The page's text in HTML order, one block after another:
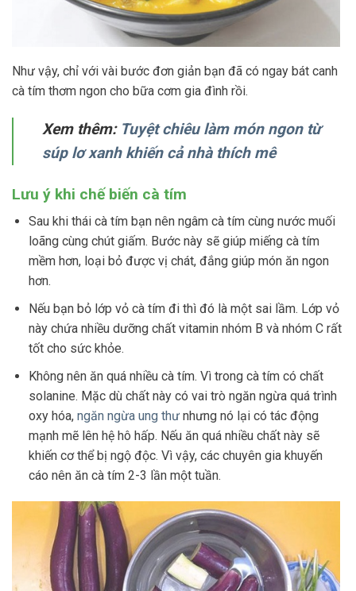
Như vậy, chỉ với vài bước đơn giản bạn đã có ngay bát canh
cà tím thơm ngon cho bữa cơm gia đình rồi.
Xem thêm: Tuyệt chiêu làm món ngon từ
súp lơ xanh khiến cả nhà thích mê
Lưu ý khi chế biến cà tím
Sau khi thái cà tím bạn nên ngâm cà tím cùng nước muối
loãng cùng chút giấm. Bước này sẽ giúp miếng cà tím
mềm hơn, loại bỏ được vị chát, đắng giúp món ăn ngon
hơn.
Nếu bạn bỏ lớp vỏ cà tím đi thì đó là một sai lầm. Lớp vỏ
này chứa nhiều dưỡng chất vitamin nhóm B và nhóm C rất
tốt cho sức khỏe.
Không nên ăn quá nhiều cà tím. Vì trong cà tím có chất
solanine. Mặc dù chất này có vai trò ngăn ngừa quá trình
oxy hóa, ngăn ngừa ung thưnhưng nó lại có tác động
mạnh mẽ lên hệ hô hấp. Nếu ăn quá nhiều chất này sẽ
khiến cơ thể bị ngộ độc. Vì vậy, các chuyên gia khuyến
cáo nên ăn cà tím 2-3 lần một tuần.